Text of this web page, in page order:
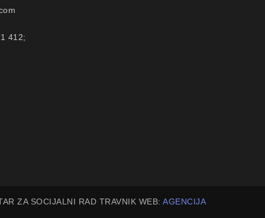
412;
ZA SOCIJALNI RAD TRAVNIK WEB: AGENCIJA